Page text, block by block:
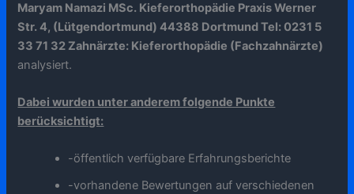
Maryam Namazi MSc. Kieferorthopädie Praxis Werner
Str. 4, (Lütgendortmund) 44388 Dortmund Tel: 0231 5
33 71 32 Zahnärzte: Kieferorthopädie (Fachzahnärzte)
analysiert.
Dabei wurden unter anderem folgende Punkte
berücksichtigt:
-öffentlich verfügbare Erfahrungsberichte
-vorhandene Bewertungen auf verschiedenen